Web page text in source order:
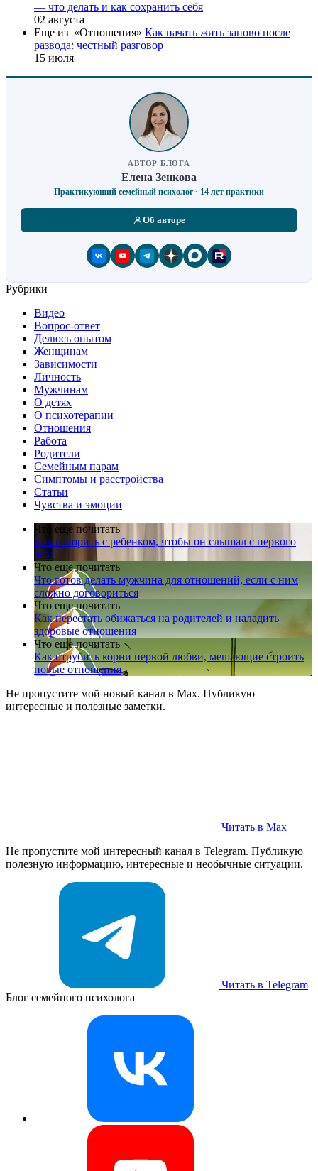
— что делать и как сохранить себя
02 августа
Еще из «Отношения» Как начать жить заново после
развода: честный разговор
15 июля
АВТОР БЛОГА
Елена Зенкова
Практикующий семейный психолог · 14 лет практики
Об авторе
Рубрики
Видео
Вопрос-ответ
Делюсь опытом
Женщинам
Зависимости
Личность
Мужчинам
О детях
О психотерапии
Отношения
Работа
Родители
Семейным парам
Симптомы и расстройства
Статьи
Чувства и эмоции
Что еще почитать
Как говорить с ребенком, чтобы он слышал с первого
раза
Что еще почитать
Что готов делать мужчина для отношений, если с ним
сложно договориться
Что еще почитать
Как перестать обижаться на родителей и наладить
здоровые отношения
Что еще почитать
Как отрубить корни первой любви, мешающие строить
новые отношения
Не пропустите мой новый канал в Max. Публикую
интересные и полезные заметки.
Читать в Max
Не пропустите мой интересный канал в Telegram. Публикую
полезную информацию, интересные и необычные ситуации.
Читать в Telegram
Блог семейного психолога